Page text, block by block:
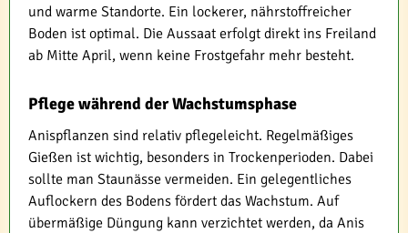
und warme Standorte. Ein lockerer, nährstoffreicher
Boden ist optimal. Die Aussaat erfolgt direkt ins Freiland
ab Mitte April, wenn keine Frostgefahr mehr besteht.
Pflege während der Wachstumsphase
Anispflanzen sind relativ pflegeleicht. Regelmäßiges
Gießen ist wichtig, besonders in Trockenperioden. Dabei
sollte man Staunässe vermeiden. Ein gelegentliches
Auflockern des Bodens fördert das Wachstum. Auf
übermäßige Düngung kann verzichtet werden, da Anis